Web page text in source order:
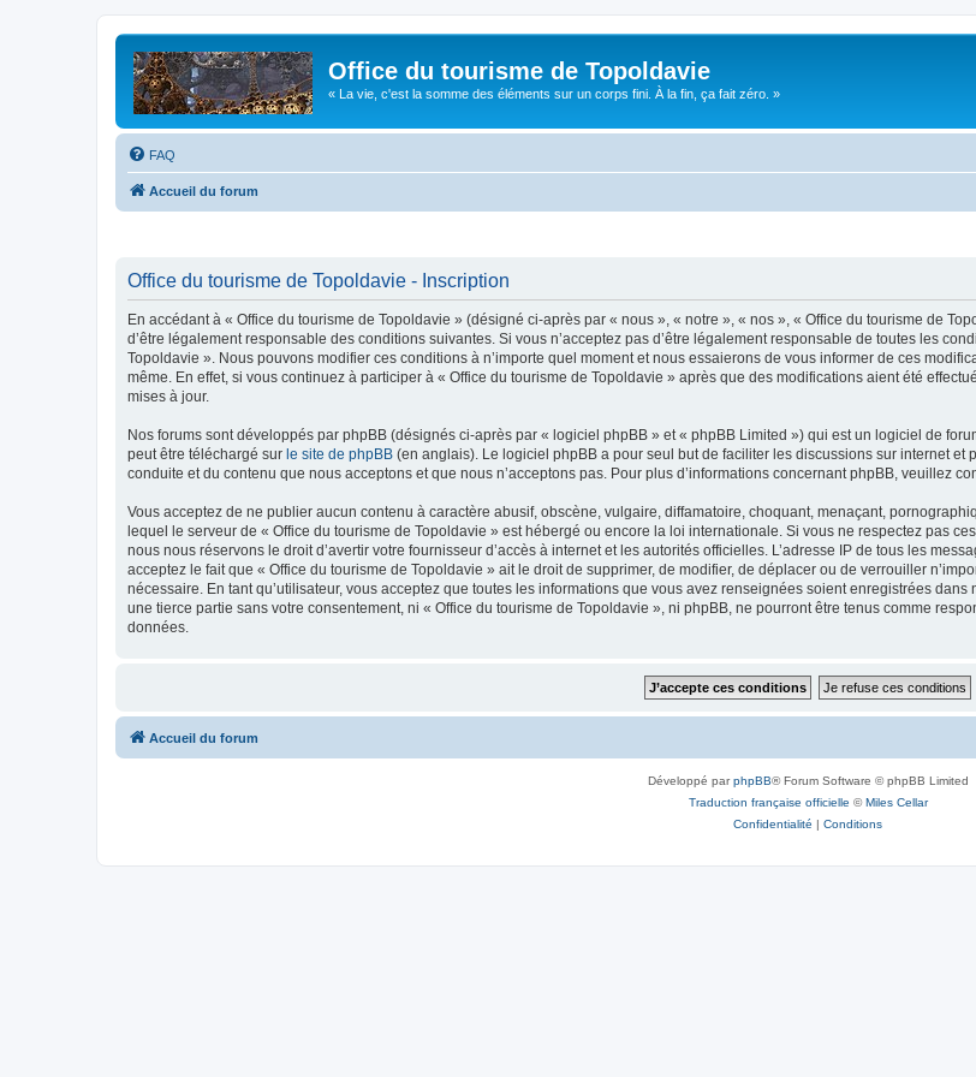
Office du tourisme de Topoldavie
« La vie, c'est la somme des éléments sur un corps fini. À la fin, ça fait zéro. »
FAQ
Accueil du forum
Office du tourisme de Topoldavie - Inscription
En accédant à « Office du tourisme de Topoldavie » (désigné ci-après par « nous », « notre », « nos », « Office du tourisme de
d’être légalement responsable des conditions suivantes. Si vous n’acceptez pas d’être légalement responsable de toutes les
Topoldavie ». Nous pouvons modifier ces conditions à n’importe quel moment et nous essaierons de vous informer de ces
même. En effet, si vous continuez à participer à « Office du tourisme de Topoldavie » après que des modifications aient été
mises à jour.
Nos forums sont développés par phpBB (désignés ci-après par « logiciel phpBB » et « phpBB Limited ») qui est un logiciel de
peut être téléchargé sur le site de phpBB (en anglais). Le logiciel phpBB a pour seul but de faciliter les discussions sur internet
conduite et du contenu que nous acceptons et que nous n’acceptons pas. Pour plus d’informations concernant phpBB, veuillez
Vous acceptez de ne publier aucun contenu à caractère abusif, obscène, vulgaire, diffamatoire, choquant, menaçant,
lequel le serveur de « Office du tourisme de Topoldavie » est hébergé ou encore la loi internationale. Si vous ne respectez pas
nous nous réservons le droit d’avertir votre fournisseur d’accès à internet et les autorités officielles. L’adresse IP de tous les
acceptez le fait que « Office du tourisme de Topoldavie » ait le droit de supprimer, de modifier, de déplacer ou de verrouiller
nécessaire. En tant qu’utilisateur, vous acceptez que toutes les informations que vous avez renseignées soient enregistrées
une tierce partie sans votre consentement, ni « Office du tourisme de Topoldavie », ni phpBB, ne pourront être tenus comme
données.
Accueil du forum
Développé parphpBB® Forum Software © phpBB Limited
Traduction française officielle ©Miles Cellar
Confidentialité | Conditions